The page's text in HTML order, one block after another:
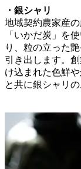
・銀シャリ
地域契約農家産
「いかだ炭」を
り、粒の立った
引き出します。
け込まれた色鮮
と共に銀シャリ